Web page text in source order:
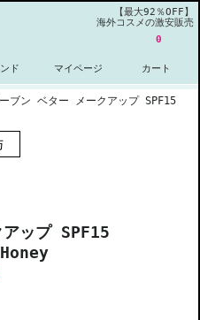
【最大92％OFF】
海外コスメの激安販売
ド マイページ
0
カート
ブン ベター メークアップ SPF15
ップ SPF15